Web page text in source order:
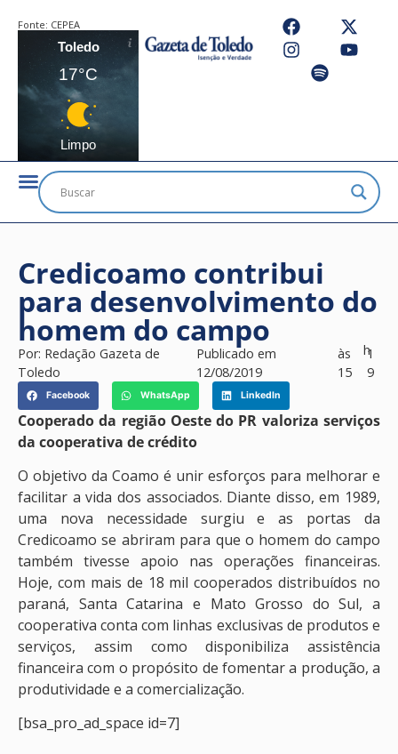
Fonte: CEPEA
Toledo
17°C
Limpo
Credicoamo contribui
para desenvolvimento do
homem do campo
Por: Redação Gazeta de
Toledo
Publicado em
12/08/2019
às
15
h1
9
Facebook WhatsApp LinkedIn
Cooperado da região Oeste do PR valoriza serviços
da cooperativa de crédito
O objetivo da Coamo é unir esforços para melhorar e
facilitar a vida dos associados. Diante disso, em 1989,
uma nova necessidade surgiu e as portas da
Credicoamo se abriram para que o homem do campo
também tivesse apoio nas operações financeiras.
Hoje, com mais de 18 mil cooperados distribuídos no
paraná, Santa Catarina e Mato Grosso do Sul, a
cooperativa conta com linhas exclusivas de produtos e
serviços, assim como disponibiliza assistência
financeira com o propósito de fomentar a produção, a
produtividade e a comercialização.
[bsa_pro_ad_space id=7]